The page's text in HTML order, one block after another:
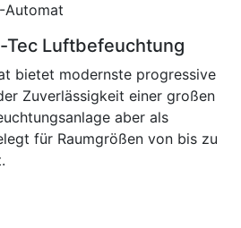
Tec Luftbefeuchtung
bietet modernste progressive
Zuverlässigkeit einer großen
aber als
für Raumgrößen von bis zu